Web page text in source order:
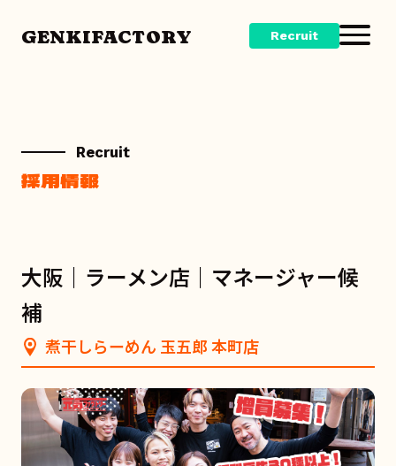
GENKIFACTORY Recruit
Recruit
採用情報
大阪｜ラーメン店｜マネージャー候
補
煮干しらーめん 玉五郎 本町店